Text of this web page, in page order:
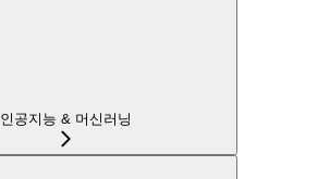
인공지능 & 머신러닝